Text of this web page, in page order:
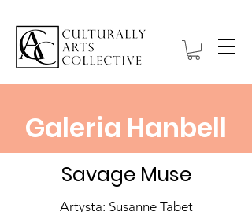
Galeria Hanbell
Savage Muse
Artysta: Susanne Tabet